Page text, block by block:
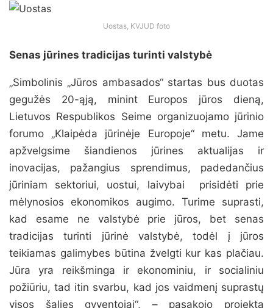
Uostas, KVJUD foto
Senas jūrines tradicijas turinti valstybė
„Simbolinis „Jūros ambasados“ startas bus duotas
gegužės 20-ąją, minint Europos jūros dieną,
Lietuvos Respublikos Seime organizuojamo jūrinio
forumo „Klaipėda jūrinėje Europoje“ metu. Jame
apžvelgsime šiandienos jūrines aktualijas ir
inovacijas, pažangius sprendimus, padedančius
jūriniam sektoriui, uostui, laivybai prisidėti prie
mėlynosios ekonomikos augimo. Turime suprasti,
kad esame ne valstybė prie jūros, bet senas
tradicijas turinti jūrinė valstybė, todėl į jūros
teikiamas galimybes būtina žvelgti kur kas plačiau.
Jūra yra reikšminga ir ekonominiu, ir socialiniu
požiūriu, tad itin svarbu, kad jos vaidmenį suprastų
visos šalies gyventojai“, – pasakojo projektą